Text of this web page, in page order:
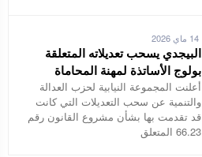
14 ماي 2026
البيجدي يسحب تعديلاته المتعلقة
بولوج الأساتذة لمهنة المحاماة
أعلنت المجموعة النيابية لحزب العدالة
والتنمية عن سحب التعديلات التي كانت
قد تقدمت بها بشأن مشروع القانون رقم
66.23 المتعلق